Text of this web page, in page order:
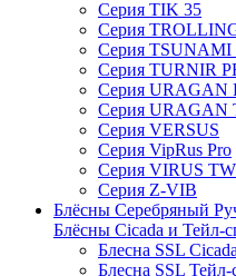
Серия TIK 35
Серия
Серия TSUNAMI
Серия TURNIR
Серия URAGAN
Серия URAGAN
Серия VERSUS
Серия VipRus Pro
Серия VIRUS
Серия Z-VIB
Блёсны Серебряный
Блёсны Cicada и Тейл-
Блесна SSL
Блесна SSL